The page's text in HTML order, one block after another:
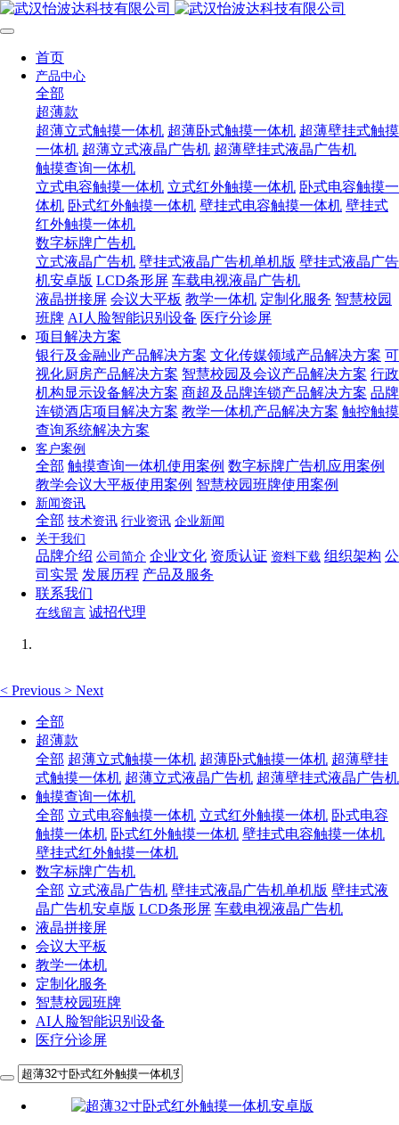
首页
产品中心
全部
超薄款
超薄立式触摸一体机 超薄卧式触摸一体机 超薄壁挂式触摸
一体机 超薄立式液晶广告机 超薄壁挂式液晶广告机
触摸查询一体机
立式电容触摸一体机 立式红外触摸一体机 卧式电容触摸一
体机 卧式红外触摸一体机 壁挂式电容触摸一体机 壁挂式
红外触摸一体机
数字标牌广告机
立式液晶广告机 壁挂式液晶广告机单机版 壁挂式液晶广告
机安卓版 LCD条形屏 车载电视液晶广告机
液晶拼接屏 会议大平板 教学一体机 定制化服务 智慧校园
班牌 AI人脸智能识别设备 医疗分诊屏
项目解决方案
银行及金融业产品解决方案 文化传媒领域产品解决方案 可
视化厨房产品解决方案 智慧校园及会议产品解决方案 行政
机构显示设备解决方案 商超及品牌连锁产品解决方案 品牌
连锁酒店项目解决方案 教学一体机产品解决方案 触控触摸
查询系统解决方案
客户案例
全部 触摸查询一体机使用案例 数字标牌广告机应用案例
教学会议大平板使用案例 智慧校园班牌使用案例
新闻资讯
全部 技术资讯 行业资讯 企业新闻
关于我们
品牌介绍 公司简介 企业文化 资质认证 资料下载 组织架构 公
司实景 发展历程 产品及服务
联系我们
在线留言 诚招代理
< Previous > Next
全部
超薄款
全部 超薄立式触摸一体机 超薄卧式触摸一体机 超薄壁挂
式触摸一体机 超薄立式液晶广告机 超薄壁挂式液晶广告机
触摸查询一体机
全部 立式电容触摸一体机 立式红外触摸一体机 卧式电容
触摸一体机 卧式红外触摸一体机 壁挂式电容触摸一体机
壁挂式红外触摸一体机
数字标牌广告机
全部 立式液晶广告机 壁挂式液晶广告机单机版 壁挂式液
晶广告机安卓版 LCD条形屏 车载电视液晶广告机
液晶拼接屏
会议大平板
教学一体机
定制化服务
智慧校园班牌
AI人脸智能识别设备
医疗分诊屏